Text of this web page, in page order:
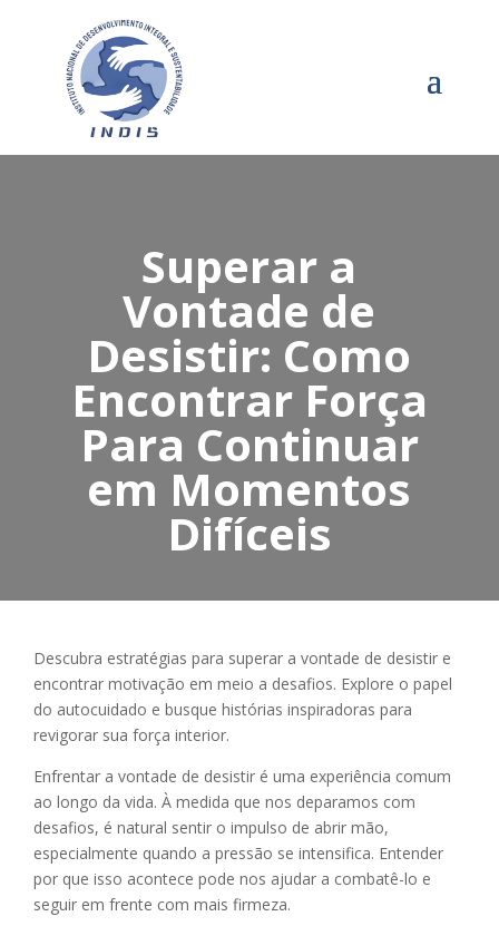
Superar a
Vontade de
Desistir: Como
Encontrar Força
Para Continuar
em Momentos
Difíceis
Descubra estratégias para superar a vontade de desistir e
encontrar motivação em meio a desafios. Explore o papel
do autocuidado e busque histórias inspiradoras para
revigorar sua força interior.
Enfrentar a vontade de desistir é uma experiência comum
ao longo da vida. À medida que nos deparamos com
desafios, é natural sentir o impulso de abrir mão,
especialmente quando a pressão se intensifica. Entender
por que isso acontece pode nos ajudar a combatê-lo e
seguir em frente com mais firmeza.